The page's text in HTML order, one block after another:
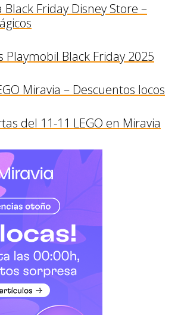
Friday Disney Store –
Playmobil Black Friday 2025
Miravia – Descuentos locos
del 11-11 LEGO en Miravia